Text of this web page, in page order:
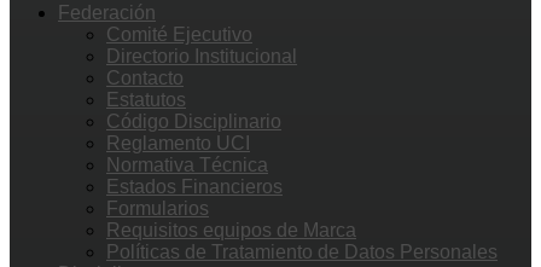
Federación
Comité Ejecutivo
Directorio Institucional
Contacto
Estatutos
Código Disciplinario
Reglamento UCI
Normativa Técnica
Estados Financieros
Formularios
Requisitos equipos de Marca
Políticas de Tratamiento de Datos Personales